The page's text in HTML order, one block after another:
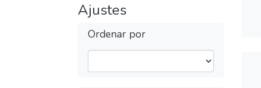
Ajustes
Ordenar por